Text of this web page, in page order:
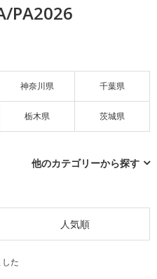
PA2026
神奈川県 千葉県
栃木県 茨城県
他のカテゴリーから探す
人気順
た